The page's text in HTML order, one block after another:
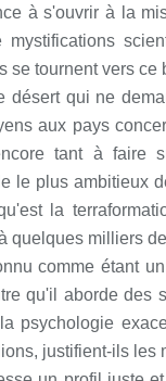
à s'ouvrir à la
se tournent vers ce
désert qui ne
aux pays
tant à faire
le plus ambitieux
la
quelques milliers
comme étant
qu'il aborde des
psychologie
justifient-ils les